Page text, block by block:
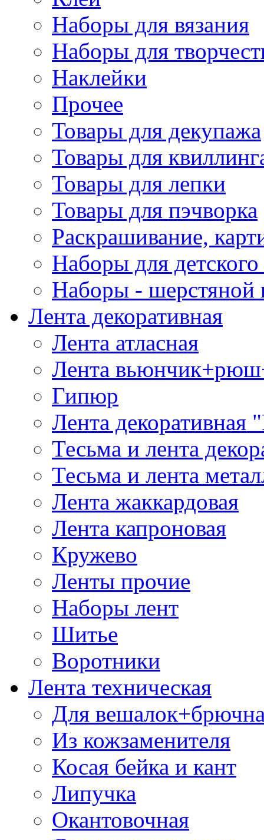
Наборы для вязания
Наборы для
Наклейки
Прочее
Товары для декупажа
Товары для
Товары для лепки
Товары для пэчворка
Раскрашивание,
Наборы для
Наборы - шерстяной
Лента декоративная
Лента атласная
Лента
Гипюр
Лента декоративная
Тесьма и лента
Тесьма и лента
Лента жаккардовая
Лента капроновая
Кружево
Ленты прочие
Наборы лент
Шитье
Воротники
Лента техническая
Для
Из кожзаменителя
Косая бейка и кант
Липучка
Окантовочная